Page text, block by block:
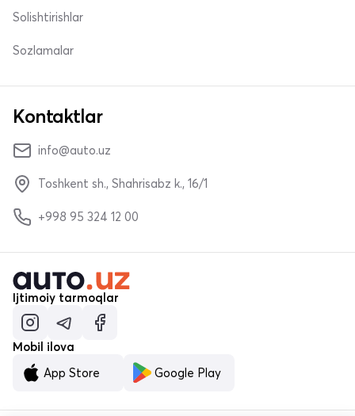
Solishtirishlar
Sozlamalar
Kontaktlar
info@auto.uz
Toshkent sh., Shahrisabz k., 16/1
+998 95 324 12 00
Ijtimoiy tarmoqlar
Mobil ilova
App Store
Google Play